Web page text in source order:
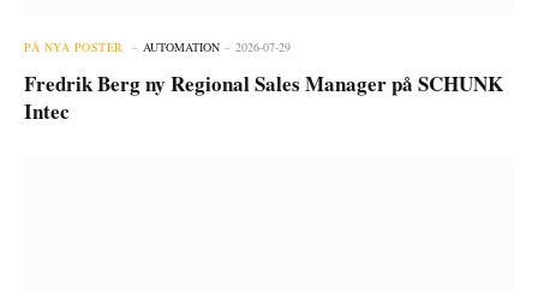
PÅ NYA POSTER AUTOMATION 2026-07-29
Fredrik Berg ny Regional Sales Manager på SCHUNK
Intec